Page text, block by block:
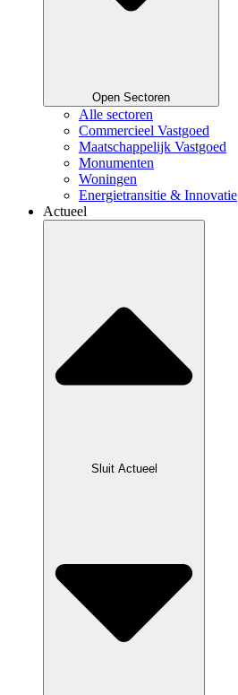
Open Sectoren
Alle sectoren
Commercieel Vastgoed
Maatschappelijk Vastgoed
Monumenten
Woningen
Energietransitie & Innovatie
Actueel
Sluit Actueel